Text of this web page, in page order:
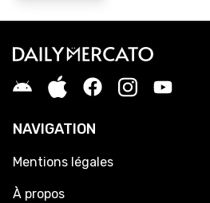
NAVIGATION
Mentions légales
À propos